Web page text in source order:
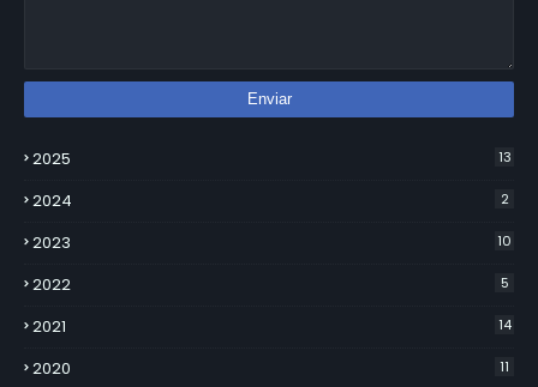
2025 13
2024 2
2023 10
2022 5
2021 14
2020 11